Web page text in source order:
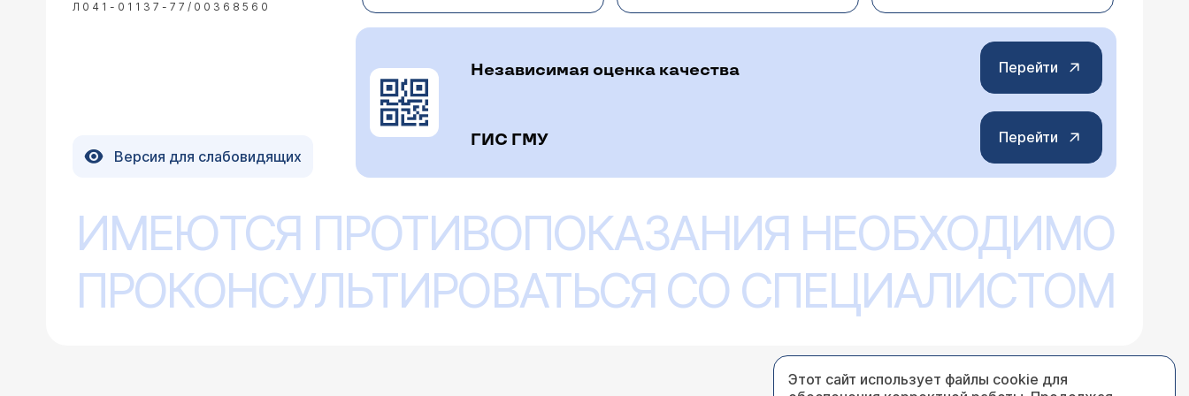
обратиться к нам в клинику, прийдя на прием к врачу-гинекологу(расписание приема).
14.07.2004 Светлана, 28 лет, Москва
У меня киста бартолиневой железы, уже второй месяц она похожа на шарик и мне даже больно сидеть. Недавно она
инфекция, когда киста вскроется под мазью? И что мне делать после того как это произойдет?
Действительно при проведении противовоспалительной терапии (в том числе местной) воспаленная киста может
вскрыться, ничего страшного в этом нет. Не думаю, что лечение надо откладывать - неизвестно, как будет
(расписание приема)
Л041-01137-77/00368560
Версия для слабовидящих
Независимая оценка качества Перейти
ГИС ГМУ Перейти
ИМЕЮТСЯ ПРОТИВОПОКАЗАНИЯ НЕОБХОДИМО
ПРОКОНСУЛЬТИРОВАТЬСЯ СО СПЕЦИАЛИСТОМ
Этот сайт использует файлы cookie для